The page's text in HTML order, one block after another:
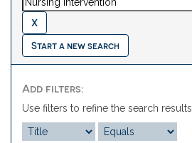
Start a new search
Add filters:
Use filters to refine the search results.